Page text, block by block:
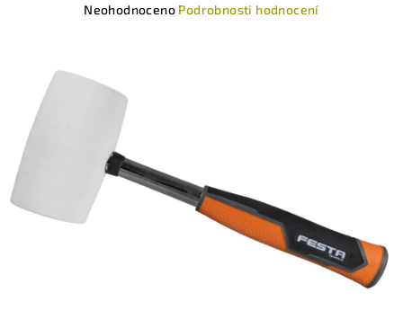
hvězdiček.
Neohodnoceno Podrobnosti hodnocení